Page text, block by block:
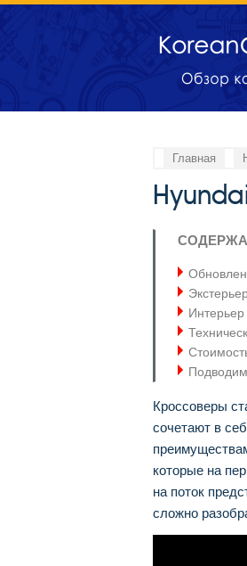
Главная
Экстерьер
Интерьер
Подводим
Кроссоверы
сочетают в
которые на
на поток
сложно